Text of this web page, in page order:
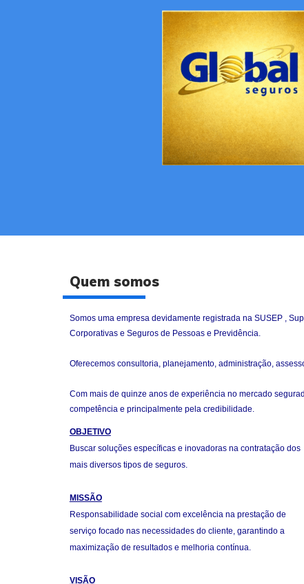
Quem somos
Somos uma empresa devidamente registrada na SUSEP ,
Corporativas e Seguros de Pessoas e Previdência.
Oferecemos consultoria, planejamento, administração,
Com mais de quinze anos de experiência no mercado
competência e principalmente pela credibilidade.
OBJETIVO
Buscar soluções específicas e inovadoras na contratação dos
mais diversos tipos de seguros.
MISSÃO
Responsabilidade social com excelência na prestação de
serviço focado nas necessidades do cliente, garantindo a
maximização de resultados e melhoria contínua.
VISÃO